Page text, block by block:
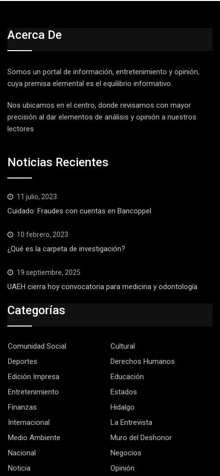
Acerca De
Somos un portal de información, entretenimiento y opinión,
cuya premisa elemental es el equilibrio informativo.
Nos ubicamos en el centro, donde revisamos con mayor
precisión al dar elementos de análisis y opinión a nuestros
lectores
Noticias Recientes
11 julio, 2023
Cuidado: Fraudes con cuentas en Bancoppel
10 febrero, 2023
¿Qué es la carpeta de investigación?
19 septiembre, 2025
UAEH cierra hoy convocatoria para medicina y odontología
Categorías
Comunidad Social
Cultural
Deportes
Derechos Humanos
Edición Impresa
Educación
Entretenimiento
Estados
Finanzas
Hidalgo
Internacional
La Entrevista
Medio Ambiente
Muro del Deshonor
Nacional
Negocios
Noticia
Opinión